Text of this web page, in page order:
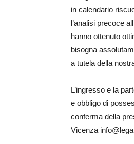
in calendario
l’analisi precoce
hanno ottenuto
bisogna
a tutela della
L’ingresso e la
e obbligo di
conferma della
Vicenza